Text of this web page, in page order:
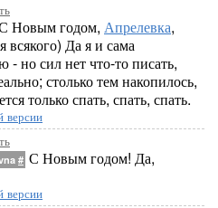
Новым годом, Апрелевка,
всякого) Да я и сама
- но сил нет что-то писать,
столько тем накопилось,
только спать, спать, спать.
версии
# С Новым годом! Да,
версии